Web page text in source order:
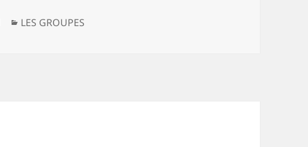
Catégories
LES GROUPES